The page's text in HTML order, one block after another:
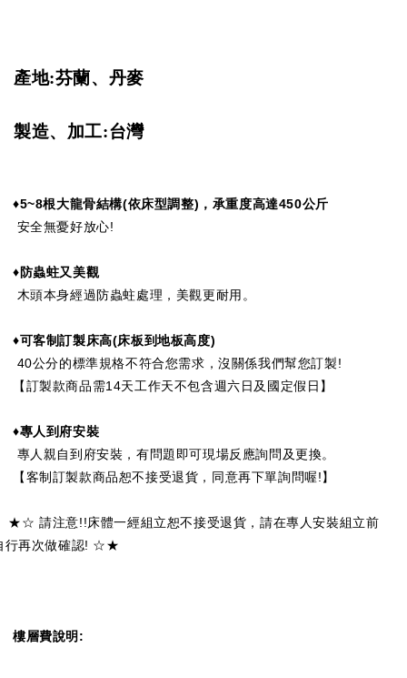
產地:芬蘭、丹麥
製造、加工:台灣
根大龍骨結構(依床型調整)，承重度高達450公斤
全無憂好放心!
蟲蛀又美觀
頭本身經過防蟲蛀處理，美觀更耐用。
客制訂製床高(床板到地板高度)
公分的標準規格不符合您需求，沒關係我們幫您訂製!
訂製款商品需14天工作天不包含週六日及國定假日】
人到府安裝
人親自到府安裝，有問題即可現場反應詢問及更換。
客制訂製款商品恕不接受退貨，同意再下單詢問喔!】
請注意!!床體一經組立恕不接受退貨，請在專人安裝組立前
行再次做確認! ☆★
層費說明: